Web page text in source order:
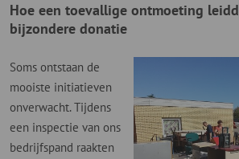
Hoe een toevallige ontmoeting
bijzondere donatie
Soms ontstaan de
mooiste initiatieven
onverwacht. Tijdens
een inspectie van ons
bedrijfspand raakten